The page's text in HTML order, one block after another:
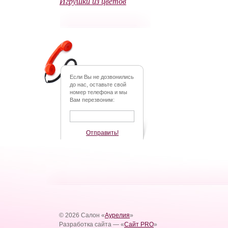
Если Вы не дозвонились
до нас, оставьте свой
номер телефона и мы
Вам перезвоним:
Отправить!
© 2026 Салон «Аурелия»
Разработка сайта — «Сайт PRO»